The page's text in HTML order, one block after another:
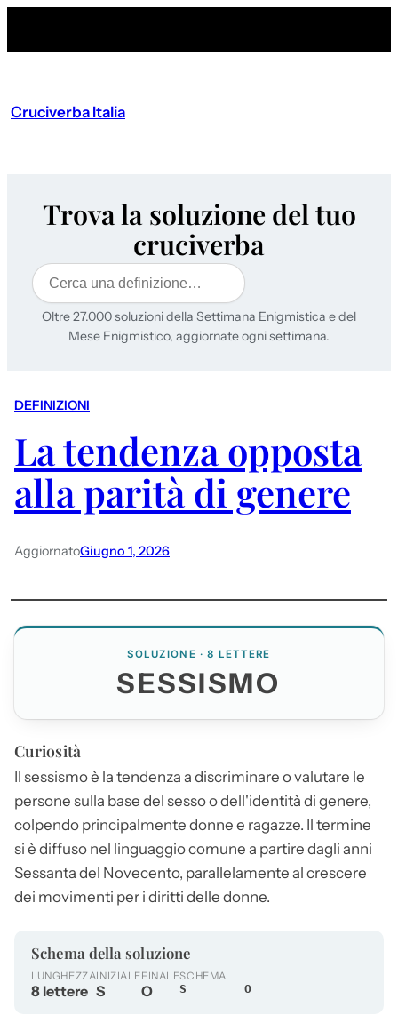
Cruciverba Italia
Trova la soluzione del tuo
cruciverba
Cerca
Oltre 27.000 soluzioni della Settimana Enigmistica e del
Mese Enigmistico, aggiornate ogni settimana.
DEFINIZIONI
La tendenza opposta
alla parità di genere
AggiornatoGiugno 1, 2026
SOLUZIONE · 8 LETTERE
SESSISMO
Curiosità
Il sessismoè la tendenza a discriminare o valutare le
persone sulla base del sesso o dell'identità di genere,
colpendo principalmente donne e ragazze. Il termine
si è diffuso nel linguaggio comune a partire dagli anni
Sessanta del Novecento, parallelamente al crescere
dei movimenti per i diritti delle donne.
Schema della soluzione
LUNGHEZZA
8 lettere
INIZIALE
S
FINALE
O
SCHEMA
S______O